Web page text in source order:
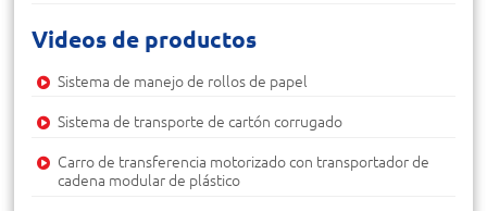
Videos de productos
Sistema de manejo de rollos de papel
Sistema de transporte de cartón corrugado
Carro de transferencia motorizado con transportador de
cadena modular de plástico